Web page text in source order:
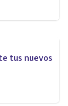
tus nuevos